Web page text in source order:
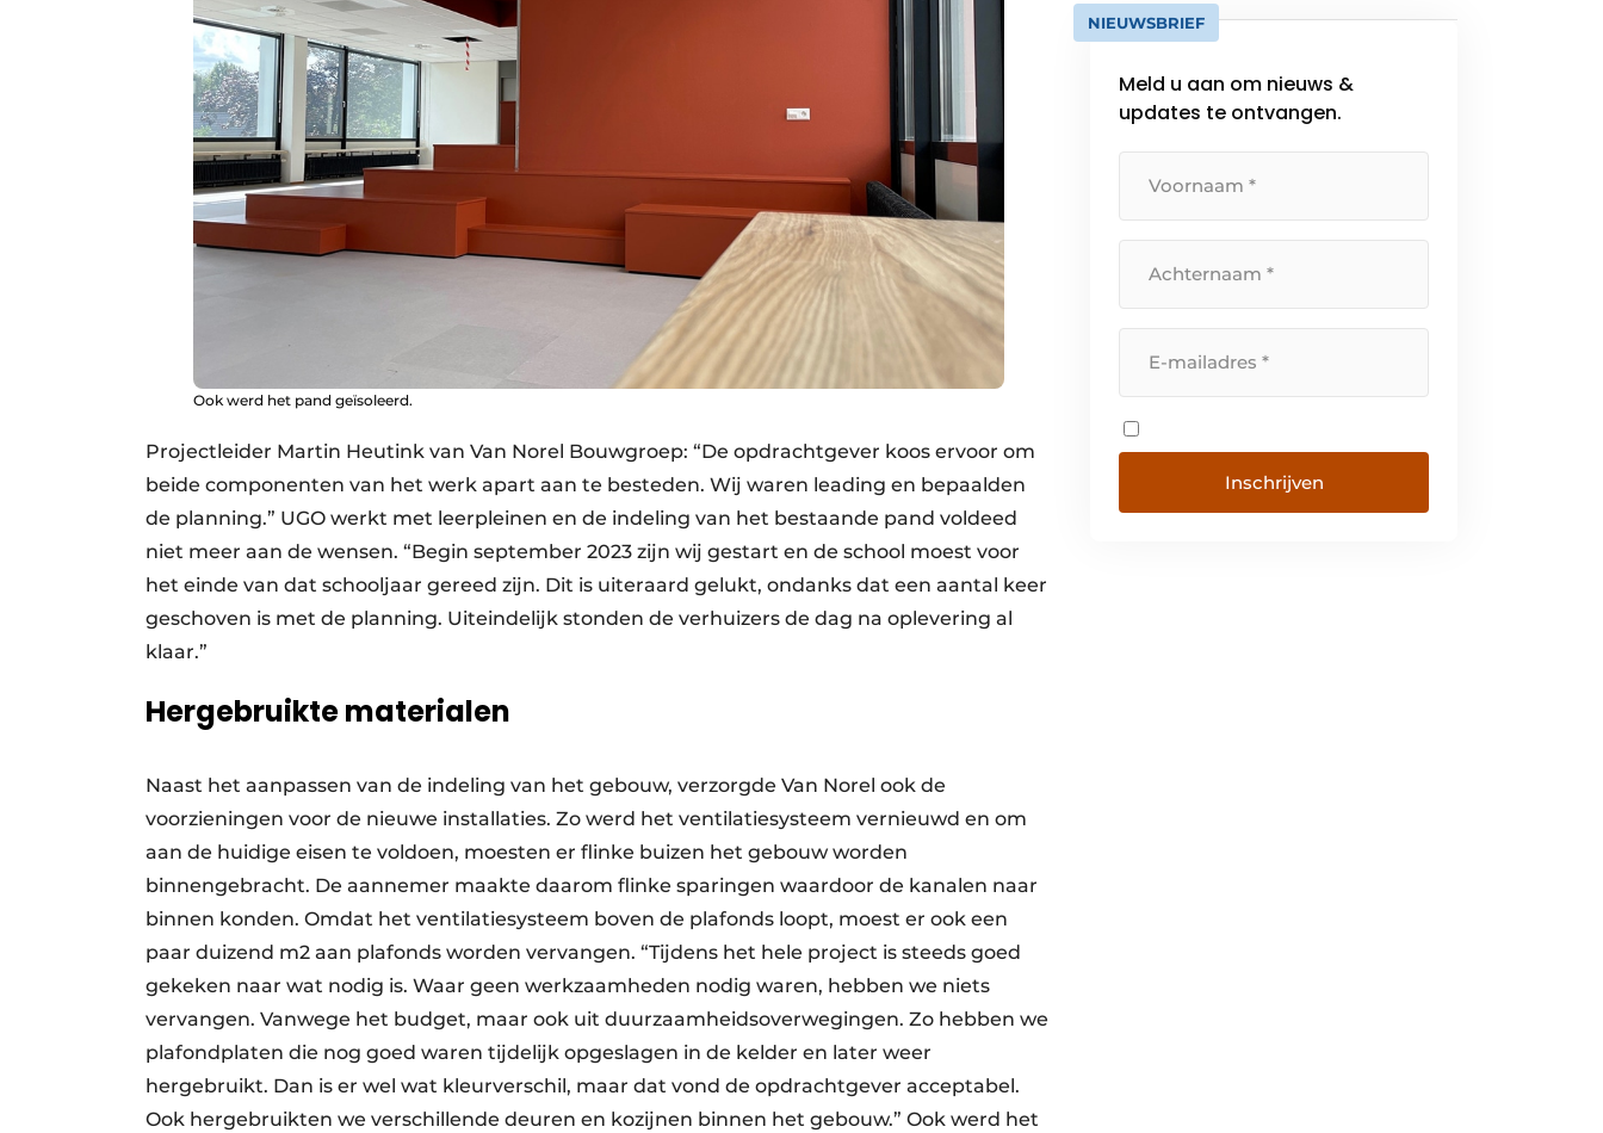
Ook werd het pand geïsoleerd.
Projectleider Martin Heutink van Van Norel Bouwgroep: “De opdrachtgever koos ervoor om
beide componenten van het werk apart aan te besteden. Wij waren leading en bepaalden
de planning.” UGO werkt met leerpleinen en de indeling van het bestaande pand voldeed
niet meer aan de wensen. “Begin september 2023 zijn wij gestart en de school moest voor
het einde van dat schooljaar gereed zijn. Dit is uiteraard gelukt, ondanks dat een aantal keer
geschoven is met de planning. Uiteindelijk stonden de verhuizers de dag na oplevering al
klaar.”
Hergebruikte materialen
Naast het aanpassen van de indeling van het gebouw, verzorgde Van Norel ook de
voorzieningen voor de nieuwe installaties. Zo werd het ventilatiesysteem vernieuwd en om
aan de huidige eisen te voldoen, moesten er flinke buizen het gebouw worden
binnengebracht. De aannemer maakte daarom flinke sparingen waardoor de kanalen naar
binnen konden. Omdat het ventilatiesysteem boven de plafonds loopt, moest er ook een
paar duizend m2 aan plafonds worden vervangen. “Tijdens het hele project is steeds goed
gekeken naar wat nodig is. Waar geen werkzaamheden nodig waren, hebben we niets
vervangen. Vanwege het budget, maar ook uit duurzaamheidsoverwegingen. Zo hebben we
plafondplaten die nog goed waren tijdelijk opgeslagen in de kelder en later weer
hergebruikt. Dan is er wel wat kleurverschil, maar dat vond de opdrachtgever acceptabel.
Ook hergebruikten we verschillende deuren en kozijnen binnen het gebouw.” Ook werd het
NIEUWSBRIEF
Meld u aan om nieuws &
updates te ontvangen.